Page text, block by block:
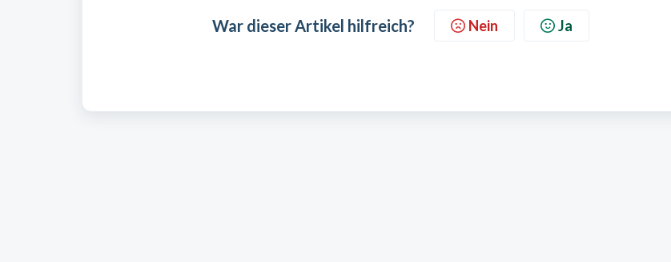
War dieser Artikel hilfreich? Nein Ja